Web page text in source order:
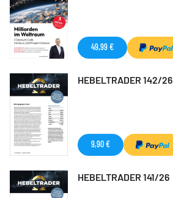
49,99 €
HEBELTRADER 142/26
9,90 €
HEBELTRADER 141/26